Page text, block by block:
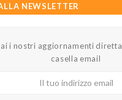
NEWSLETTER
i nostri aggiornamenti
casella email